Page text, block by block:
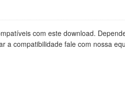
com este download.
a compatibilidade fale com nossa